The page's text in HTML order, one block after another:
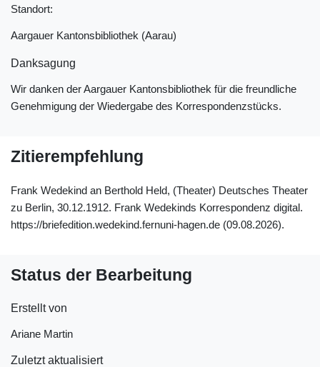
Standort:
Aargauer Kantonsbibliothek (Aarau)
Danksagung
Wir danken der Aargauer Kantonsbibliothek für die freundliche
Genehmigung der Wiedergabe des Korrespondenzstücks.
Zitierempfehlung
Frank Wedekind an Berthold Held, (Theater) Deutsches Theater
zu Berlin, 30.12.1912. Frank Wedekinds Korrespondenz digital.
https://briefedition.wedekind.fernuni-hagen.de (09.08.2026).
Status der Bearbeitung
Erstellt von
Ariane Martin
Zuletzt aktualisiert